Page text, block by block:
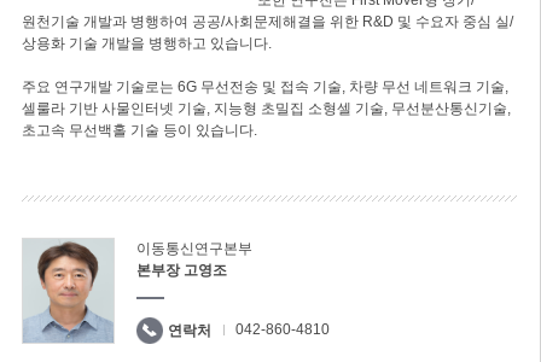
원천기술 개발과 병행하여 공공/사회문제해결을 위한 R&D 및 수요자 중심 실/
상용화 기술 개발을 병행하고 있습니다.
주요 연구개발 기술로는 6G 무선전송 및 접속 기술, 차량 무선 네트워크 기술,
셀룰라 기반 사물인터넷 기술, 지능형 초밀집 소형셀 기술, 무선분산통신기술,
초고속 무선백홀 기술 등이 있습니다.
이동통신연구본부
본부장 고영조
연락처 042-860-4810